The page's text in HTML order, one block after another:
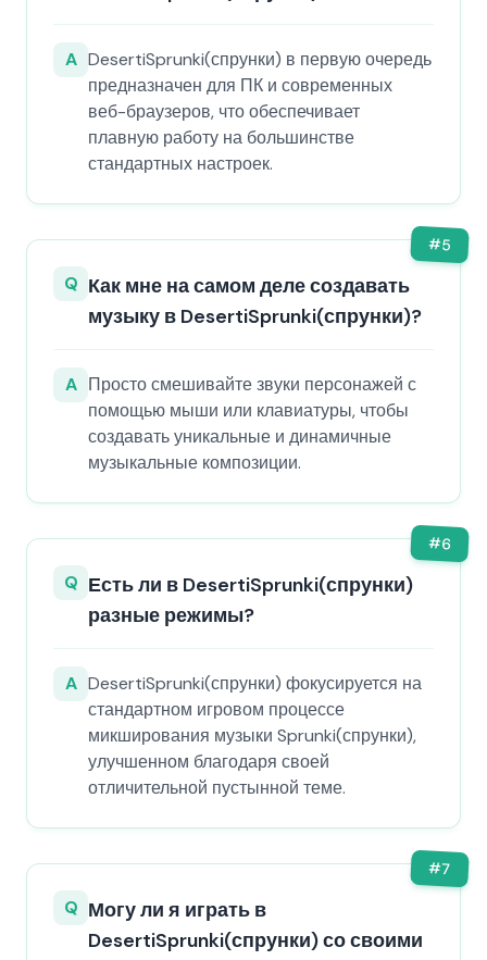
A DesertiSprunki(спрунки) в первую очередь
предназначен для ПК и современных
веб-браузеров, что обеспечивает
плавную работу на большинстве
стандартных настроек.
#5
Q Как мне на самом деле создавать
музыку в DesertiSprunki(спрунки)?
A Просто смешивайте звуки персонажей с
помощью мыши или клавиатуры, чтобы
создавать уникальные и динамичные
музыкальные композиции.
#6
Q Есть ли в DesertiSprunki(спрунки)
разные режимы?
A DesertiSprunki(спрунки) фокусируется на
стандартном игровом процессе
микширования музыки Sprunki(спрунки),
улучшенном благодаря своей
отличительной пустынной теме.
#7
Q Могу ли я играть в
DesertiSprunki(спрунки) со своими